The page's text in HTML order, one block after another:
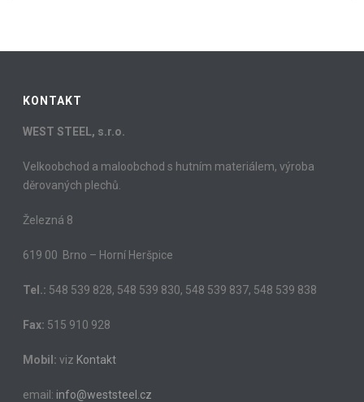
KONTAKT
WEST STEEL, s.r.o.
Velkoobchod a maloobchod s hutním materiálem, výroba
děrovaných plechů.
Železná 8
619 00 Brno – Horní Heršpice
Tel.: 548 539 828, 548 539 830, 548 539 837, 548 539 838
Fax: 515 910 928
Mobil: viz Kontakt
email: info@weststeel.cz